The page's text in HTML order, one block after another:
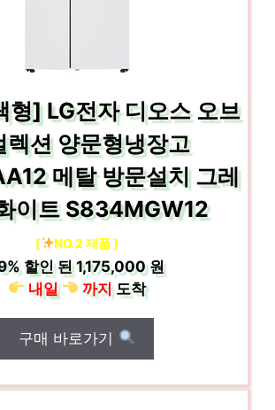
형] LG전자 디오스 오브
렉션 양문형냉장고
메탈 방문설치 그레
이트 S834MGW12
[ NO.2 제품 ]
할인 된1,175,000 원
내일
까지도착
구매 바로가기